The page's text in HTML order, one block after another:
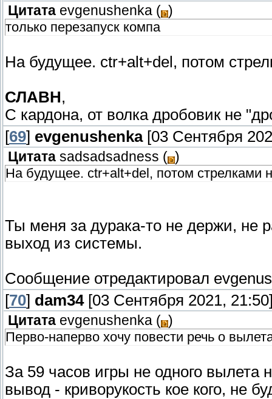
Цитата evgenushenka ( )
только перезапуск компа
На будущее. ctr+alt+del, потом
СЛАВН,
С кардона, от волка дробовик не
[69] evgenushenka[03 Сентября
Цитата sadsadsadness ( )
На будущее. ctr+alt+del, потом стрелками
Ты меня за дурака-то не держи, не
выход из системы.
Сообщение отредактировал
[70] dam34[03 Сентября 2021,
Цитата evgenushenka ( )
Перво-наперво хочу повести речь о
За 59 часов игры не одного вылета
вывод - криворукость кое кого, не